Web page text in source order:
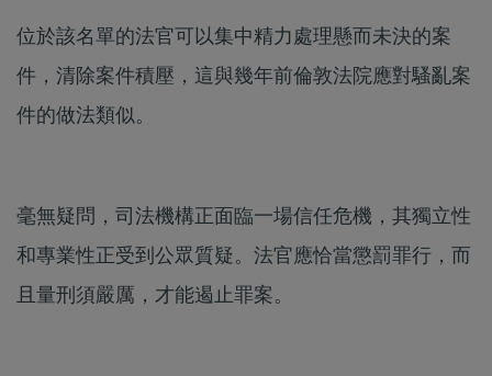
位於該名單的法官可以集中精力處理懸而未決的案
件，清除案件積壓，這與幾年前倫敦法院應對騷亂案
件的做法類似。
毫無疑問，司法機構正面臨一場信任危機，其獨立性
和專業性正受到公眾質疑。法官應恰當懲罰罪行，而
且量刑須嚴厲，才能遏止罪案。